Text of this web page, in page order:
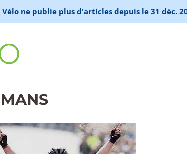
ne publie plus d'articles depuis le 31 déc.